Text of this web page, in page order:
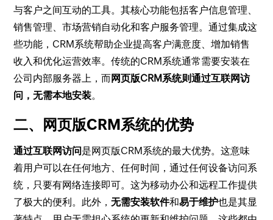
与客户之间互动的工具。其核心功能包括客户信息管理、
销售管理、市场营销自动化和客户服务管理。通过集成这
些功能，CRM系统帮助企业提高客户满意度、增加销售
收入和优化运营效率。传统的CRM系统通常需要安装在
公司内部服务器上，而网页版CRM系统则通过互联网访
问，无需本地安装。
二、网页版CRM系统的优势
通过互联网访问是网页版CRM系统的最大优势。这意味
着用户可以在任何地方、任何时间，通过任何设备访问系
统，只要有网络连接即可。这为移动办公和远程工作提供
了极大的便利。此外，无需安装软件和易于维护也是其显